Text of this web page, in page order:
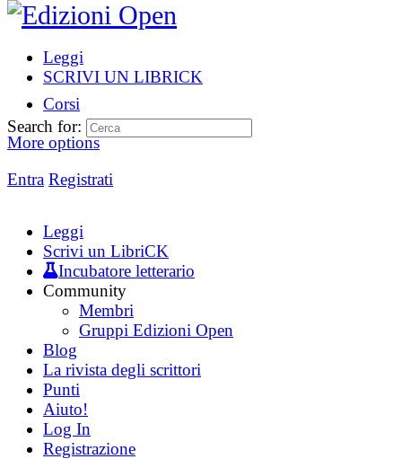
Leggi
SCRIVI UN LIBRICK
Corsi
More options
Entra Registrati
Search for:
Leggi
Scrivi un LibriCK
Incubatore letterario
Community
Membri
Gruppi Edizioni Open
Blog
La rivista degli scrittori
Punti
Aiuto!
Log In
Registrazione